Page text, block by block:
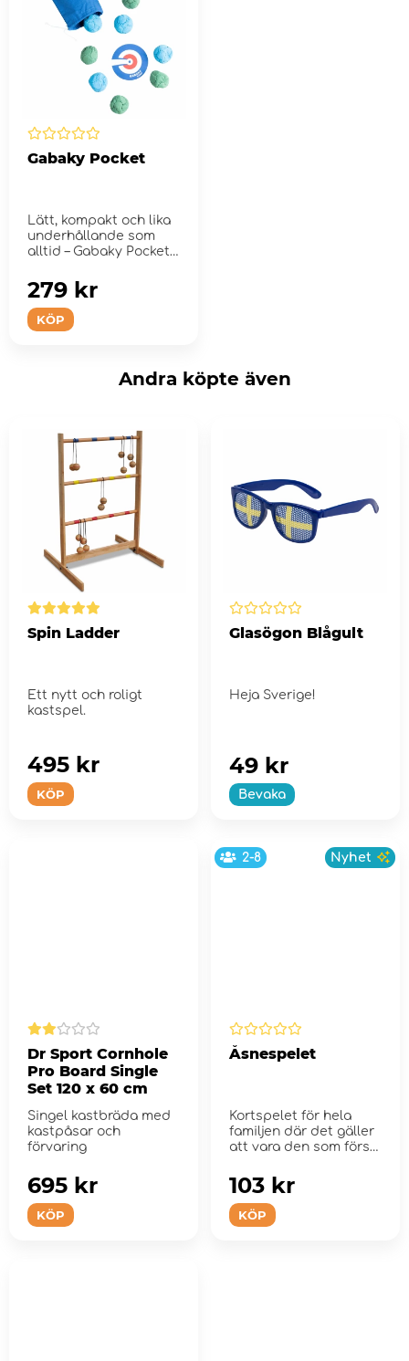
Gabaky Pocket
Lätt, kompakt och lika
underhållande som
alltid – Gabaky Pocket
KÖP
279 kr
Andra köpte även
Spin Ladder
Ett nytt och roligt
kastspel.
KÖP
495 kr
Glasögon Blågult
Heja Sverige!
Bevaka
49 kr
Dr Sport Cornhole
Pro Board Single
Set 120 x 60 cm
Singel kastbräda med
kastpåsar och
förvaring
KÖP
695 kr
2-8 Nyhet
Åsnespelet
Kortspelet för hela
familjen där det gäller
att vara den som först
KÖP
103 kr